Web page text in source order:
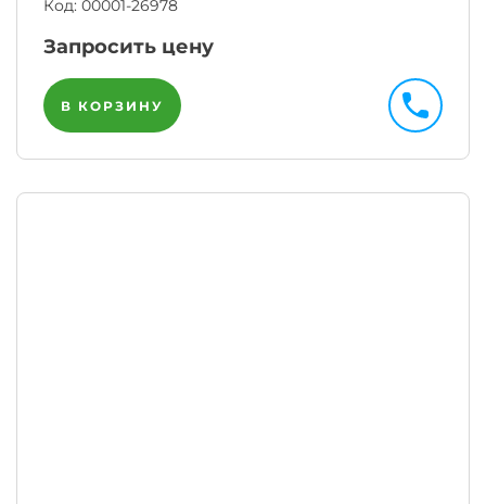
Код: 00001-26978
Запросить цену
В КОРЗИНУ